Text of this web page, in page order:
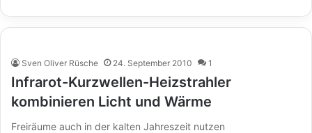
Sven Oliver Rüsche 24. September 2010 1
Infrarot-Kurzwellen-Heizstrahler
kombinieren Licht und Wärme
Freiräume auch in der kalten Jahreszeit nutzen